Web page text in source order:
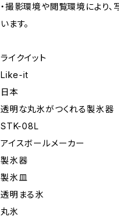
・撮影環境や閲覧環境により
います。
ライクイット
Like-it
日本
透明な丸氷がつくれる製氷器
STK-08L
アイスボールメーカー
製氷器
製氷皿
透明まる氷
丸氷